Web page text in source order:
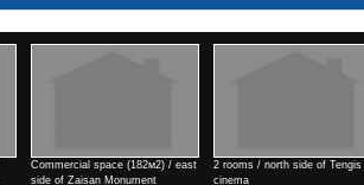
2 rooms / north side of Tengis
cinema
Commercial space (182м2) / east
side of Zaisan Monument